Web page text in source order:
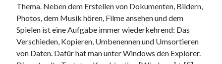
Kategorien
Aktion
Allgemein
Gadgets
Mikrocontroller
Thema. Neben dem Erstellen von Dokumenten, Bildern,
Photos, dem Musik hören, Filme ansehen und dem
Spielen ist eine Aufgabe immer wiederkehrend: Das
Verschieden, Kopieren, Umbenennen und Umsortieren
von Daten. Dafür hat man unter Windows den Explorer.